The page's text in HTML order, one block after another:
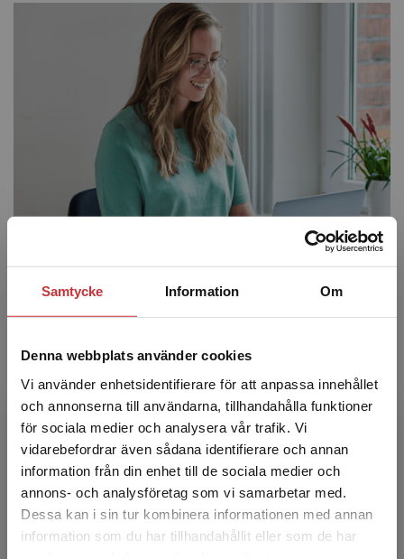
Samtycke Information Om
Denna webbplats använder cookies
Vi använder enhetsidentifierare för att anpassa innehållet
och annonserna till användarna, tillhandahålla funktioner
för sociala medier och analysera vår trafik. Vi
vidarebefordrar även sådana identifierare och annan
information från din enhet till de sociala medier och
annons- och analysföretag som vi samarbetar med.
Dessa kan i sin tur kombinera informationen med annan
information som du har tillhandahållit eller som de har
Begränsad fraktregion
Det verkar som att du besöker
Följ elevernas arbete och skicka
uppdrag
Du som lärare kan följa elevernas arbete genom att
använda ett digitalt klassrum förTomoyo. I
klassrummets översikt ser du vad eleverna arbetar
med just nu och på vilken svårighetsnivå respektive
elev räknar. Här kan du också skicka uppdrag och
ändra startmål.
I det digitala lärarmaterialet som hör till ditt
basläromedel hittar du information om upplägg och